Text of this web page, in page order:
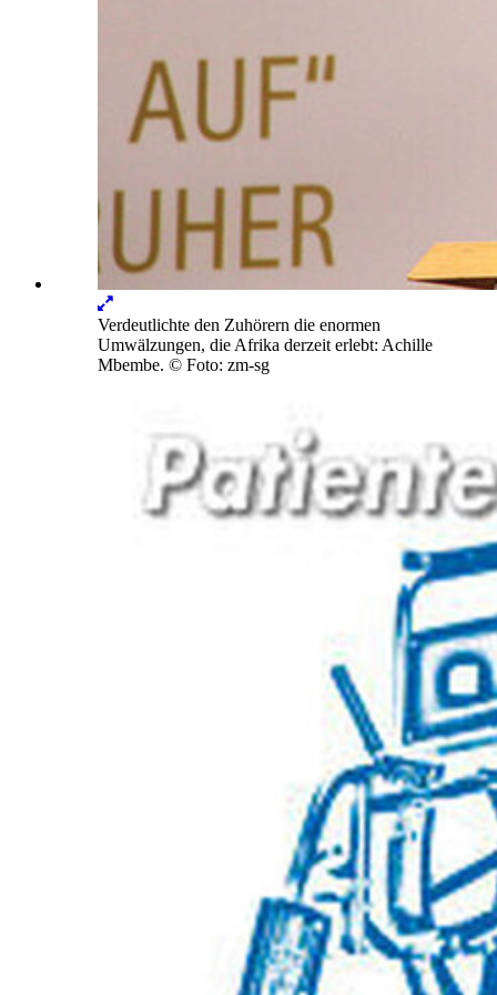
Lightbox
öffnen
Verdeutlichte den Zuhörern die enormen
Umwälzungen, die Afrika derzeit erlebt: Achille
Mbembe. © Foto: zm-sg